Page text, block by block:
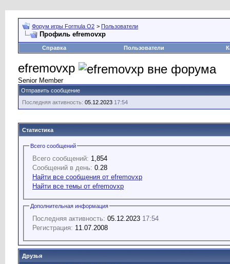
Форум игры Formula O2 > Пользователи
Профиль efremovxp
Справка Пользователи
efremovxp
Senior Member
Отправить сообщение
Последняя активность: 05.12.2023 17:54
Статистика
Всего сообщений
Всего сообщений: 1,854
Сообщений в день: 0.28
Найти все сообщения от efremovxp
Найти все темы от efremovxp
Дополнительная информация
Последняя активность: 05.12.2023 17:54
Регистрация: 11.07.2008
Друзья